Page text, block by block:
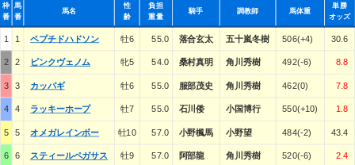
枠
番
馬
番
馬名
性
齢
負担
重量
騎手 調教師 馬体重
単勝
オッズ
1 1 ペプチドハドソン 牡6 55.0 落合玄太 五十嵐冬樹 506(+4) 30.6
2 2 ピンクヴェノム 牝5 54.0 桑村真明 角川秀樹 492(-6) 8.8
3 3 カッパギ 牡6 55.0 服部茂史 角川秀樹 462(0) 7.8
4 4 ラッキーホープ 牡7 55.0 石川倭 小国博行 550(+10) 1.8
5 5 オメガレインボー 牡10 57.0 小野楓馬 小野望 484(-2) 43.4
6 6 スティールペガサス 牡9 57.0 阿部龍 角川秀樹 520(-6) 2.4